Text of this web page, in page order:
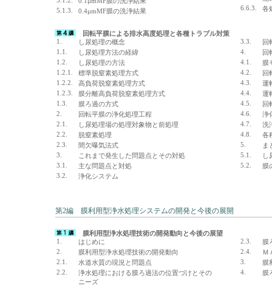
5.1.3.
0.4μmMF膜の洗浄結果
6.6.3.
各
回転平膜による排水高度処理と各種トラブル対策
1.
し尿処理の概念
1.1.
し尿処理方法の経緯
1.2.
し尿処理の方法
1.2.1.
標準脱窒素処理方式
1.2.2.
高負荷脱窒素処理方式
1.2.3.
膜分離高負荷脱窒素処理方式
1.3.
膜ろ過の方式
2.
回転平膜の浄化処理工程
2.1.
し尿処理場の処理対象物と前処理
2.2.
脱窒素処理
2.3.
間欠曝気法式
3.
これまで発生した問題点とその対処
3.1.
主な問題点と対処
3.2.
浄化システム
3.3.
回
4.
回
4.1.
膜
4.2.
回
4.3.
運
4.4.
運
4.5.
回
4.6.
浄
4.7.
洗
4.8.
各
5.
ま
5.1.
し
5.2.
膜
第2編 膜利用型浄水処理システムの開発と今後の展開
膜利用型浄水処理技術の開発動向と今後の展望
1.
はじめに
2.
膜利用型浄水処理技術の開発動向
2.1.
水道水質の現況と問題点
2.2.
浄水処理における膜ろ過法の位置づけとその
ニーズ
2.3.
膜
2.4.
Ｍ
3.
膜
4.
膜